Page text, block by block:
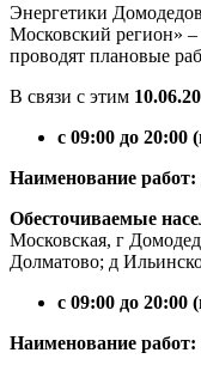
Энергетики
Московский регион»
проводят плановые
В связи с этим
с 09:00 до 20:00
Наименование работ:
Обесточиваемые
Московская, г
Долматово; д
с 09:00 до 20:00
Наименование работ: